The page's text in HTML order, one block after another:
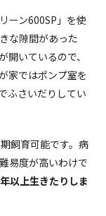
ーン600SP」を使
な隙間があった
いているので、
家ではポンプ室を
ふさいだりしてい
飼育可能です。病
易度が高いわけで
以上生きたりしま